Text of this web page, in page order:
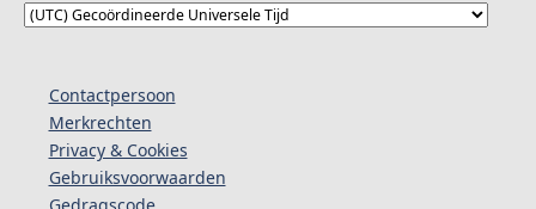
Contactpersoon
Merkrechten
Privacy & Cookies
Gebruiksvoorwaarden